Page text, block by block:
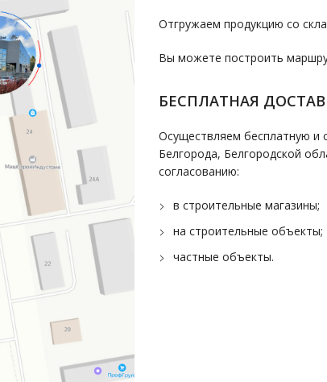
Отгружаем продукцию со
Вы можете построить
БЕСПЛАТНАЯ
Осуществляем бесплатную и
Белгорода, Белгородской
согласованию:
в строительные магазины;
на строительные объекты;
частные объекты.